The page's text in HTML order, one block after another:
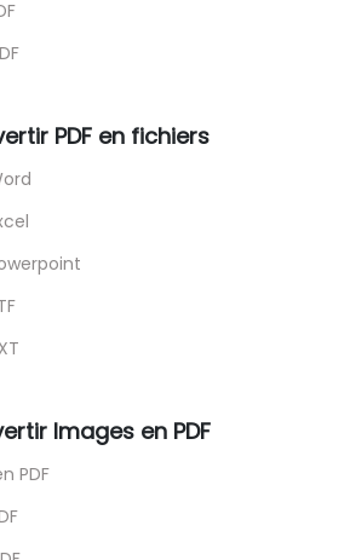
PDF en fichiers
Images en PDF
PDF